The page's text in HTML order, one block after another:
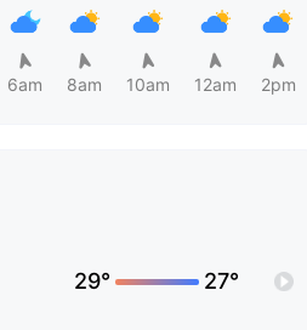
6am 8am 10am 12am 2pm
29° 27°